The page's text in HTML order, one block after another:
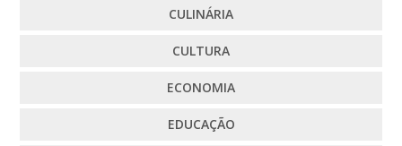
CULINÁRIA
CULTURA
ECONOMIA
EDUCAÇÃO